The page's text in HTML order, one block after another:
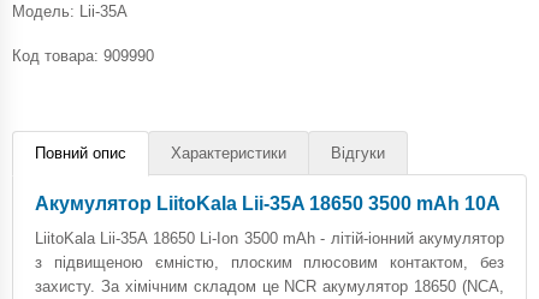
Модель: Lii-35A
Код товара: 909990
Повний опис Характеристики Відгуки
Акумулятор LiitoKala Lii-35A 18650 3500 mAh 10A
LiitoKala Lii-35A 18650 Li-Ion 3500 mAh - літій-іонний акумулятор
з підвищеною ємністю, плоским плюсовим контактом, без
захисту. За хімічним складом це NCR акумулятор 18650 (NCA,